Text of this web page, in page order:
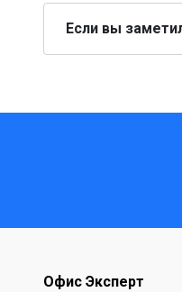
Если вы
Офис Эксперт